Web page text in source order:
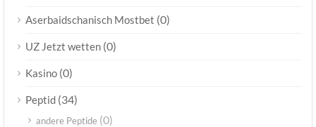
Aserbaidschanisch Mostbet (0)
UZ Jetzt wetten (0)
Kasino (0)
Peptid (34)
andere Peptide (0)